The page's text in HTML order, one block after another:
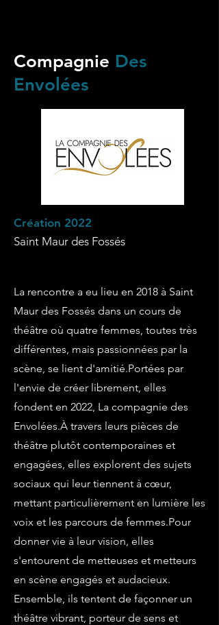
Compagnie Des
Envolées
Création 2022
Saint Maur des Fossés
La rencontre a eu lieu en 2018 à Saint
Maur des Fossés dans un cours de
théâtre où quatre femmes, toutes très
différentes, mais passionnées par la
scène, se lient d'amitié.Portées par
l'envie de créer librement, elles
fondent en 2022, La compagnie des
Envolées.À travers leurs pièces de
théâtre plutôt contemporaines et
engagées, elles explorent des sujets
sociaux qui leur tiennent à cœur,
mettant particulièrement en lumière les
voix et les parcours de femmes.Pour
donner vie à leur vision, elles
s'entourent de metteuses et metteurs
en scène engagés et audacieux.
Ensemble, ils tentent de façonner un
théâtre vibrant, porteur de sens et